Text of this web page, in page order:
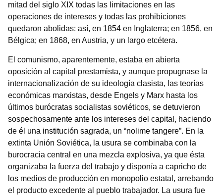
mitad del siglo XIX todas las limitaciones en las
operaciones de intereses y todas las prohibiciones
quedaron abolidas: así, en 1854 en Inglaterra; en 1856, en
Bélgica; en 1868, en Austria, y un largo etcétera.
El comunismo, aparentemente, estaba en abierta
oposición al capital prestamista, y aunque propugnase la
internacionalización de su ideología clasista, las teorías
económicas marxistas, desde Engels y Marx hasta los
últimos burócratas socialistas soviéticos, se detuvieron
sospechosamente ante los intereses del capital, haciendo
de él una institución sagrada, un “nolime tangere”. En la
extinta Unión Soviética, la usura se combinaba con la
burocracia central en una mezcla explosiva, ya que ésta
organizaba la fuerza del trabajo y disponía a capricho de
los medios de producción en monopolio estatal, arrebando
el producto excedente al pueblo trabajador. La usura fue